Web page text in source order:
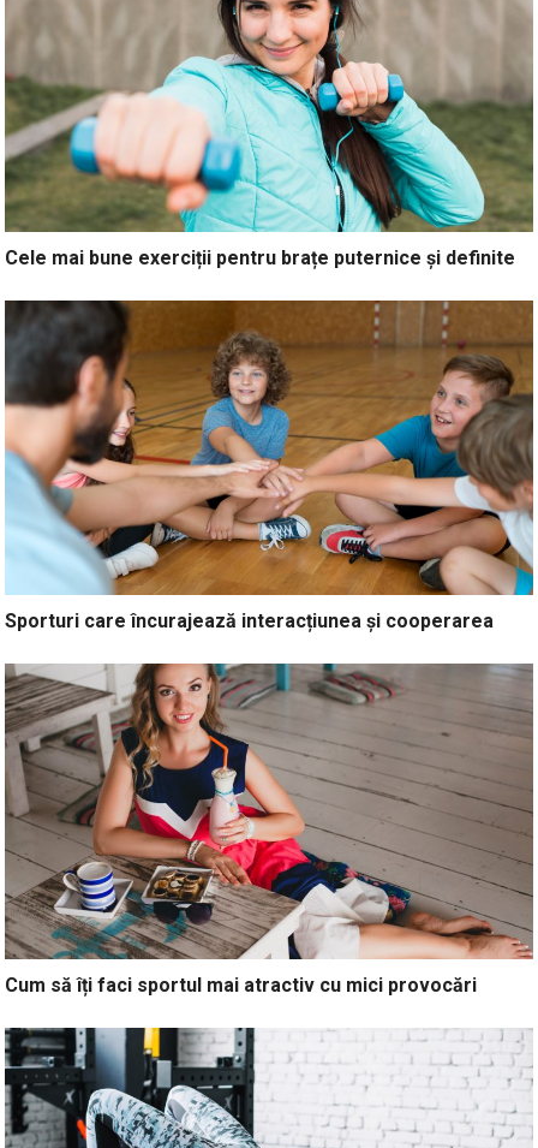
Cele mai bune exerciții pentru brațe puternice și definite
Sporturi care încurajează interacțiunea și cooperarea
Cum să îți faci sportul mai atractiv cu mici provocări